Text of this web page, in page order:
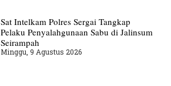
Sat Intelkam Polres Sergai Tangkap
Pelaku Penyalahgunaan Sabu di Jalinsum
Seirampah
Minggu, 9 Agustus 2026